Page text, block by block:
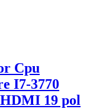
Cpu
I7-3770
19 pol